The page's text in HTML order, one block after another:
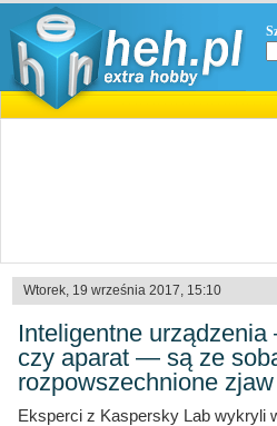
Wtorek, 19 września 2017, 15:10
Inteligentne
czy aparat — są ze
rozpowszechnione zjaw
Eksperci z Kaspersky Lab wykryli